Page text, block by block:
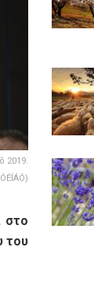
2019.
στο
του